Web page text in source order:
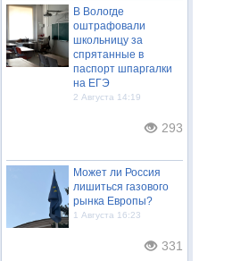
В Вологде
оштрафовали
школьницу за
спрятанные в
паспорт шпаргалки
на ЕГЭ
2 Августа 14:19
293
Может ли Россия
лишиться газового
рынка Европы?
1 Августа 16:23
331